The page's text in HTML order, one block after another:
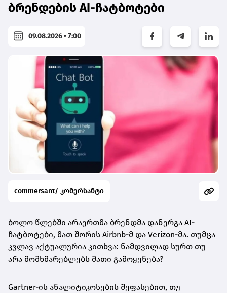
ბრენდების AI-ჩატბოტები
09.08.2026 • 7:00
commersant/ კომერსანტი
ბოლო წლებში არაერთმა ბრენდმა დანერგა AI-
ჩატბოტები, მათ შორის Airbnb-მ და Verizon-მა. თუმცა
კვლავ აქტუალურია კითხვა: ნამდვილად სურთ თუ
არა მომხმარებლებს მათი გამოყენება?
Gartner-ის ანალიტიკოსების შეფასებით, თუ